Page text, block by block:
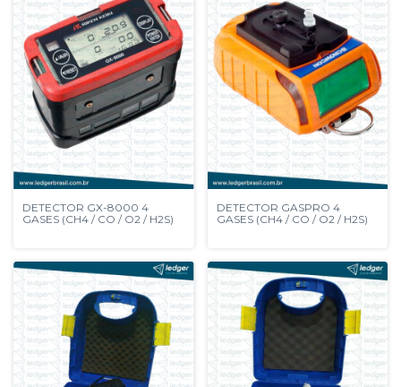
DETECTOR GX-8000 4
GASES (CH4 / CO / O2 / H2S)
DETECTOR GASPRO 4
GASES (CH4 / CO / O2 / H2S)